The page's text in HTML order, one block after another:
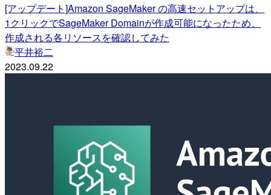
[アップデート]Amazon SageMaker の高速セットアップは、
1クリックでSageMaker Domainが作成可能になったため、
作成される各リソースを確認してみた
平井裕二
2023.09.22